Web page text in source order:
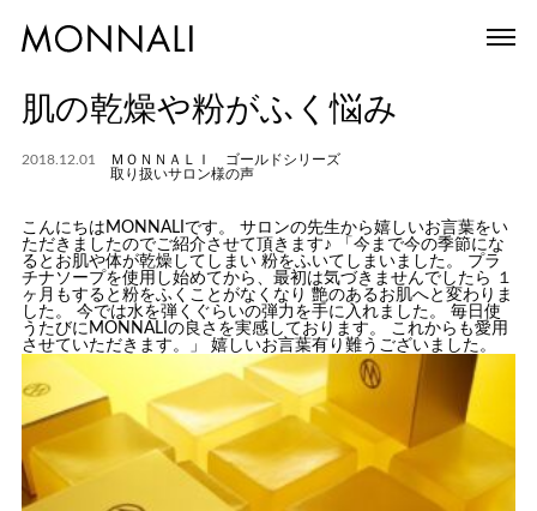
肌の乾燥や粉がふく悩み
2018.12.01
ＭＯＮＮＡＬＩ ゴールドシリーズ
取り扱いサロン様の声
こんにちはMONNALIです。 サロンの先生から嬉しいお言葉をい
ただきましたのでご紹介させて頂きます♪ 「今まで今の季節にな
るとお肌や体が乾燥してしまい 粉をふいてしまいました。 プラ
チナソープを使用し始めてから、最初は気づきませんでしたら １
ヶ月もすると粉をふくことがなくなり 艶のあるお肌へと変わりま
した。 今では水を弾くぐらいの弾力を手に入れました。 毎日使
うたびにMONNALIの良さを実感しております。 これからも愛用
させていただきます。」 嬉しいお言葉有り難うございました。